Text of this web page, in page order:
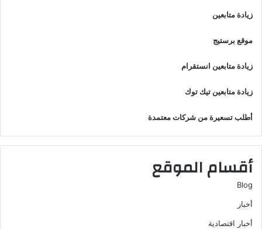
زيادة متابعين
موقع برستيج
زيادة متابعين انستقرام
زيادة متابعين تيك توك
أطلب تسعيرة من شركات معتمدة
أقسام الموقع
Blog
أخبار
أخبار اقتصادية